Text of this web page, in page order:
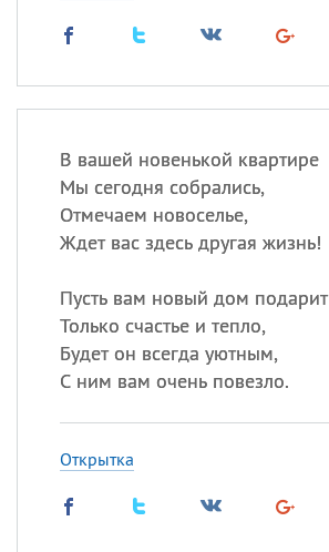
В вашей новенькой квартире
Мы сегодня собрались,
Отмечаем новоселье,
Ждет вас здесь другая жизнь!
Пусть вам новый дом подарит
Только счастье и тепло,
Будет он всегда уютным,
С ним вам очень повезло.
Открытка